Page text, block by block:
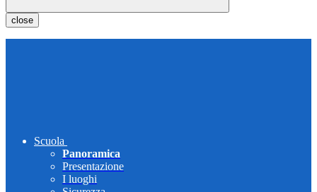
close
Scuola
Panoramica
Presentazione
I luoghi